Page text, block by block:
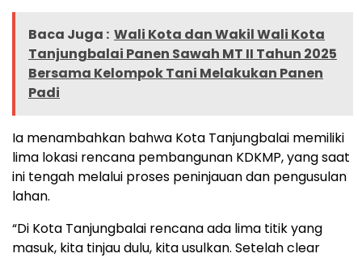
Baca Juga : Wali Kota dan Wakil Wali Kota
Tanjungbalai Panen Sawah MT II Tahun 2025
Bersama Kelompok Tani Melakukan Panen
Padi
Ia menambahkan bahwa Kota Tanjungbalai memiliki
lima lokasi rencana pembangunan KDKMP, yang saat
ini tengah melalui proses peninjauan dan pengusulan
lahan.
“Di Kota Tanjungbalai rencana ada lima titik yang
masuk, kita tinjau dulu, kita usulkan. Setelah clear